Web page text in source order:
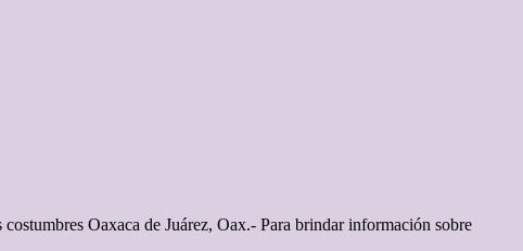
Oaxaca de Juárez, Oax.- Para brindar información sobre